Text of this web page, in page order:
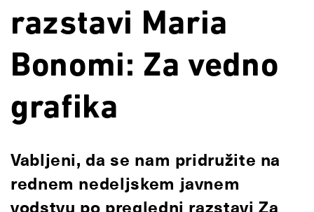
razstavi Maria
Bonomi: Za vedno
grafika
Vabljeni, da se nam pridružite na
rednem nedeljskem javnem
vodstvu po pregledni razstavi Za